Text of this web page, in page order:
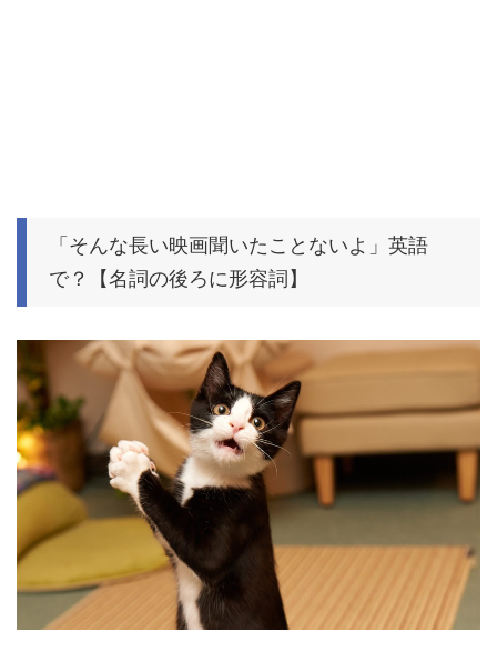
「そんな長い映画聞いたことないよ」英語
で？【名詞の後ろに形容詞】